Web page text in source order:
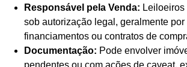
Responsável pela Venda:
sob autorização legal, geralmente
financiamentos ou contratos de
Documentação: Pode envolver
pendentes ou com ações de caveat,